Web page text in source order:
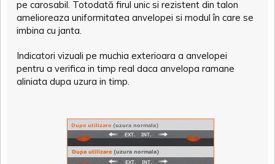
pe carosabil. Totodată firul unic si rezistent din talon
amelioreaza uniformitatea anvelopei si modul în care se
imbina cu janta.
Indicatori vizuali pe muchia exterioara a anvelopei
pentru a verifica in timp real daca anvelopa ramane
aliniata dupa uzura in timp.